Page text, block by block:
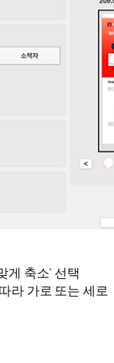
게 축소’ 선택
라 가로 또는 세로